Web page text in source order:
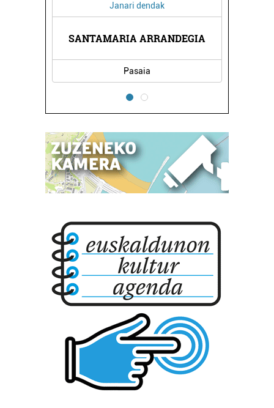
Janari dendak
SANTAMARIA ARRANDEGIA
Pasaia